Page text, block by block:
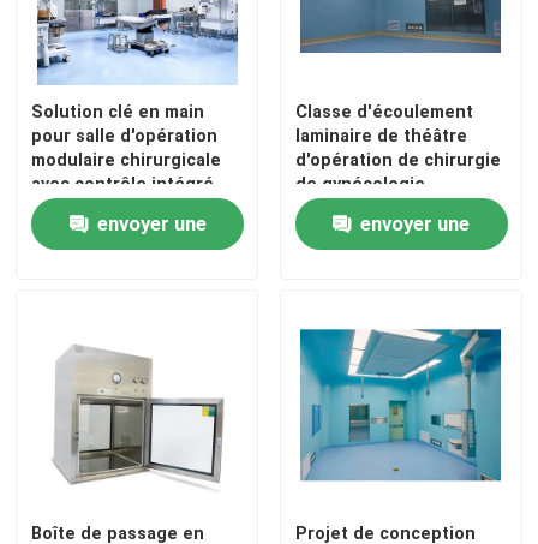
Solution clé en main
pour salle d'opération
modulaire chirurgicale
avec contrôle intégré
par automate
envoyer une
Classe d'écoulement
laminaire de théâtre
d'opération de chirurgie
de gynécologie
d'orthopédies 100 - 1000
envoyer une
Boîte de passage en
Projet de conception